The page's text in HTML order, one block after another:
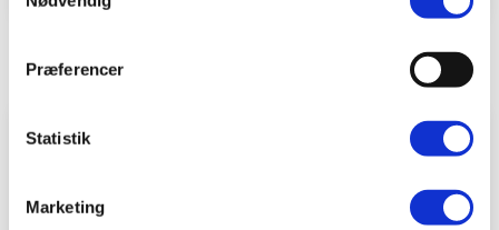
Præferencer
Statistik
Marketing
BeneFiT Nyheder